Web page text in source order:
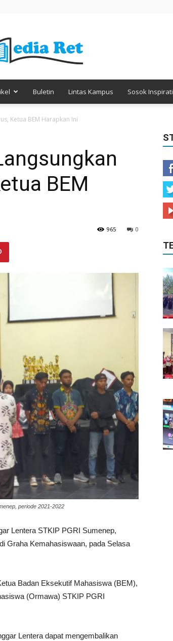
Media
Retorika
Buletin Lintas Kampus Sosok
Ketua BEM Harapkan Ini
BEM
0
965
periode 2021-2022
Lentera STKIP PGRI Sumenep,
Graha Kemahasiswaan, pada Selasa
Badan Eksekutif Mahasiswa (BEM),
(Ormawa) STKIP PGRI
Lentera dapat mengembalikan